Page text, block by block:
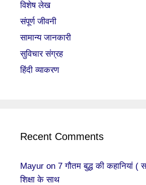
विशेष लेख
संपूर्ण जीवनी
सामान्य जानकारी
सुविचार संग्रह
हिंदी व्याकरण
Recent Comments
Mayur on 7 गौतम बुद्ध की कहानियां (
शिक्षा के साथ